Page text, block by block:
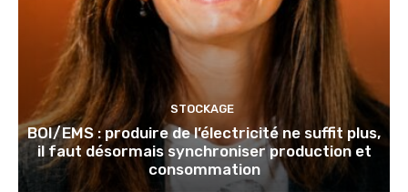
STOCKAGE
BOI/EMS : produire de l’électricité ne suffit plus,
il faut désormais synchroniser production et
consommation